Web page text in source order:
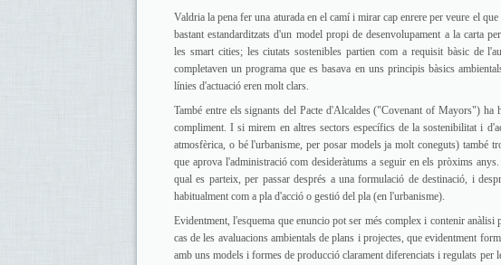
Valdria la pena fer una aturada en el camí i mirar cap enrere per veure el
bastant estandarditzats d'un model propi de desenvolupament a la carta
les smart cities; les ciutats sostenibles partien com a requisit bàsic de
completaven un programa que es basava en uns principis bàsics
línies d'actuació eren molt clars.
També entre els signants del Pacte d'Alcaldes ("Covenant of Mayors")
compliment. I si mirem en altres sectors específics de la sostenibilitat i
atmosfèrica, o bé l'urbanisme, per posar models ja molt coneguts) també
que aprova l'administració com desideràtums a seguir en els pròxims
qual es parteix, per passar després a una formulació de destinació, i
habitualment com a pla d'acció o gestió del pla (en l'urbanisme).
Evidentment, l'esquema que enuncio pot ser més complex i contenir
cas de les avaluacions ambientals de plans i projectes, que evidentment
amb uns models i formes de producció clarament diferenciats i regulats per